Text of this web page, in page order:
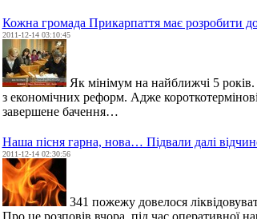
Кожна громада Прикарпаття має розробити
2011-12-14 03:10:45
Як мінімум на найближчі 5
з економічних реформ. Адже
завершене бачення…
Наша пісня гарна, нова… Підвали далі
2011-12-14 02:30:56
341 пожежу довелося
Про це розповів вчора, під час оперативної